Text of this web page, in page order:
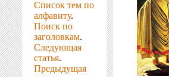
Список тем по
алфавиту.
Поиск по
заголовкам.
Следующая
статья.
Предыдущая